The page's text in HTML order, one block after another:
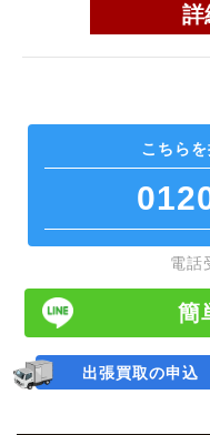
詳
こちら
電話
出張買取の申込
簡